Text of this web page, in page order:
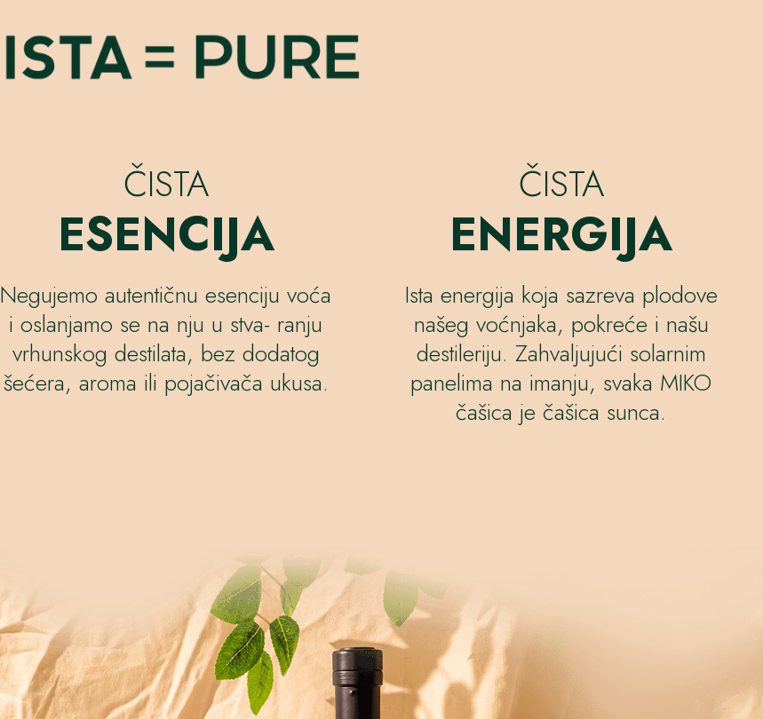
ČISTA
ESENCIJA
Negujemo autentičnu esenciju voća
i oslanjamo se na nju u stva- ranju
vrhunskog destilata, bez dodatog
šećera, aroma ili pojačivača ukusa.
ČISTA
ENERGIJA
Ista energija koja sazreva plodove
našeg voćnjaka, pokreće i našu
destileriju. Zahvaljujući solarnim
panelima na imanju, svaka MIKO
čašica je čašica sunca.